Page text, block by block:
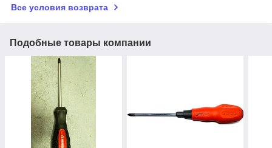
Все условия возврата
Подобные товары компании